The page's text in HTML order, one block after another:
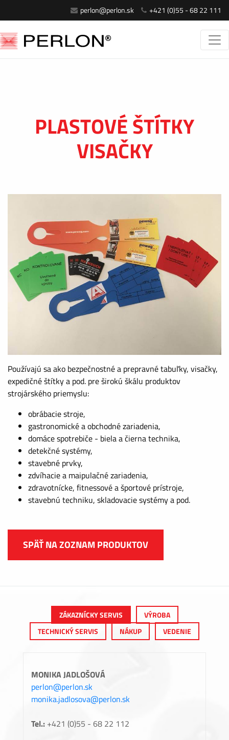
perlon@perlon.sk +421 (0)55 - 68 22 111
PLASTOVÉ ŠTÍTKY
VISAČKY
Používajú sa ako bezpečnostné a prepravné tabuľky, visačky,
expedičné štítky a pod. pre širokú škálu produktov
strojárského priemyslu:
obrábacie stroje,
gastronomické a obchodné zariadenia,
domáce spotrebiče - biela a čierna technika,
detekčné systémy,
stavebné prvky,
zdvíhacie a maipulačné zariadenia,
zdravotnícke, fitnessové a športové prístroje,
stavebnú techniku, skladovacie systémy a pod.
SPÄŤ NA ZOZNAM PRODUKTOV
ZÁKAZNÍCKY SERVIS
VÝROBA
TECHNICKÝ SERVIS
NÁKUP VEDENIE
MONIKA JADLOŠOVÁ
perlon@perlon.sk
monika.jadlosova@perlon.sk
Tel.: +421 (0)55 - 68 22 112